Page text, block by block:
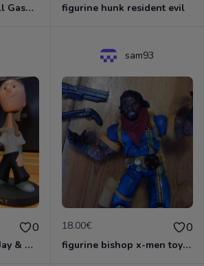
Figurine dragon ball Gashopen Lunch sur sa moto figurine hunk resident evil
0
Graphitti Designs | Jay & Silent Bob: Jay Bobble Head by Kevin Smith
sam93
18.00€ 0
figurine bishop x-men toybiz